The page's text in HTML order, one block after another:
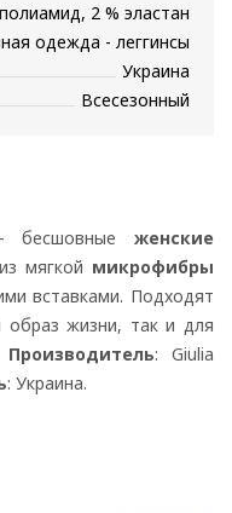
2 % эластан
одежда - леггинсы
Украина
Всесезонный
бесшовные женские
мягкой микрофибры
вставками. Подходят
жизни, так и для
Производитель: Giulia
: Украина.